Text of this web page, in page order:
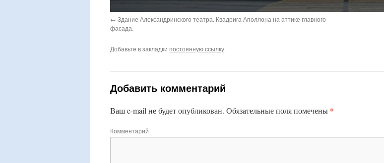
Здание Александринского театра. Квадрига Аполлона на аттике главного
фасада.
Добавьте в закладки постоянную ссылку.
Добавить комментарий
Ваш e-mail не будет опубликован. Обязательные поля помечены *
Комментарий